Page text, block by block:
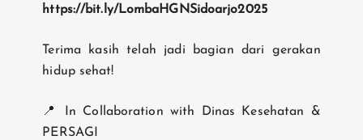
https://bit.ly/LombaHGNSidoarjo2025
Terima kasih telah jadi bagian dari gerakan
hidup sehat!
📍 In Collaboration with Dinas Kesehatan &
PERSAGI